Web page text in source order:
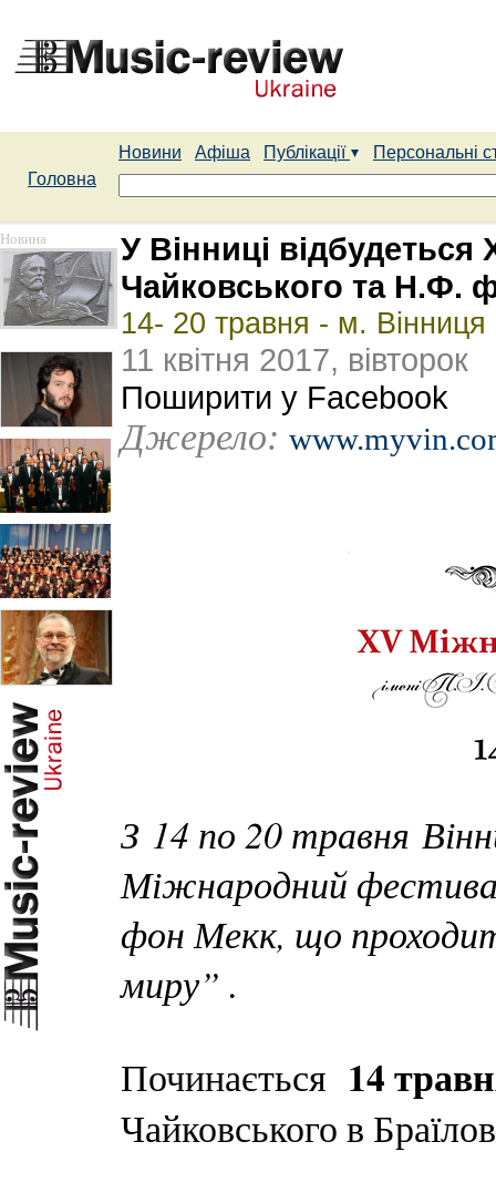
Новини Афіша Публікації
Персональні
Головна
Новина
У Вінниці
Чайковського та Н.Ф.
14- 20 травня - м. Вінниця
11 квітня 2017, вівторок
Поширити у Facebook
Джерело:
З 14 по 20 травня
Міжнародний
фон Мекк, що
миру” .
Починається 14
Чайковського в